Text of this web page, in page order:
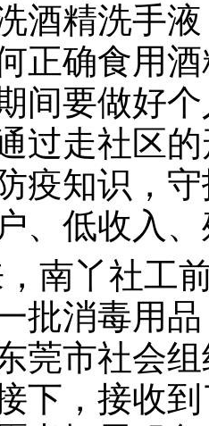
酒精洗手
正确食用
间要做好
过走社区
疫知识，
、低收入
南丫社工
批消毒用
莞市社会
下，接收